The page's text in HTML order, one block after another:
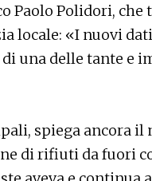
Paolo Polidori, che
locale: «I nuovi
di una delle tante e
spiega ancora il
di rifiuti da fuori